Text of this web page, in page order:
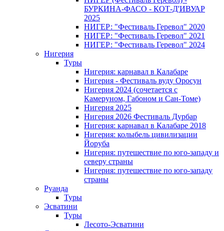
БУРКИНА-ФАСО - КОТ-Д'ИВУАР
2025
НИГЕР: "Фестиваль Геревол" 2020
НИГЕР: "Фестиваль Геревол" 2021
НИГЕР: "Фестиваль Геревол" 2024
Нигерия
Туры
Нигерия: карнавал в Калабаре
Нигерия - Фестиваль вуду Оросун
Нигерия 2024 (сочетается с
Камеруном, Габоном и Сан-Томе)
Нигерия 2025
Нигерия 2026 Фестиваль Дурбар
Нигерия: карнавал в Калабаре 2018
Нигерия: колыбель цивилизации
Йоруба
Нигерия: путешествие по юго-западу и
северу страны
Нигерия: путешествие по юго-западу
страны
Руанда
Туры
Эсватини
Туры
Лесото-Эсватини